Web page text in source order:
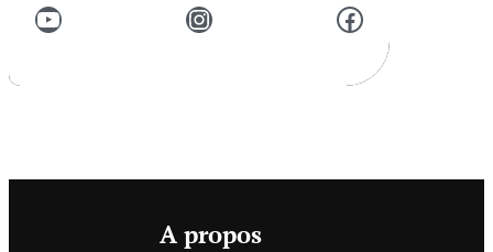
YouTube Instagram Facebook
A propos